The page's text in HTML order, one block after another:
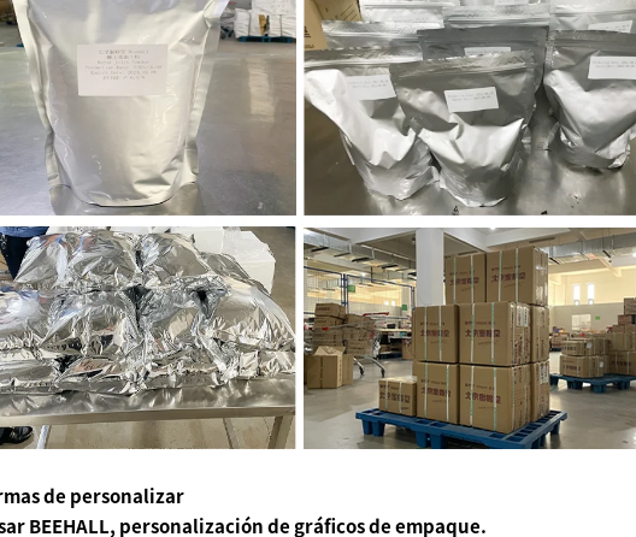
de personalizar
BEEHALL, personalización de gráficos de empaque.